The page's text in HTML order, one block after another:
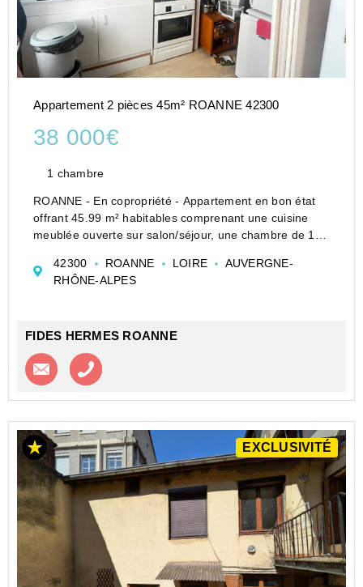
Appartement 2 pièces 45m² ROANNE 42300
38 000€
1 chambre
ROANNE - En copropriété - Appartement en bon état
offrant 45.99 m² habitables comprenant une cuisine
meublée ouverte sur salon/séjour, une chambre de 10
double vitrage PVC, chauffage individuel gaz de v...
42300 ROANNE LOIRE
AUVERGNE-
RHÔNE-ALPES
FIDES HERMES ROANNE
Contacter l'agence
EXCLUSIVITÉ